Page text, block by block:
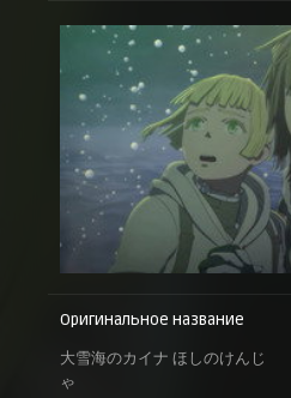
Оригинальное название
大雪海のカイナ ほしのけんじ
ゃ